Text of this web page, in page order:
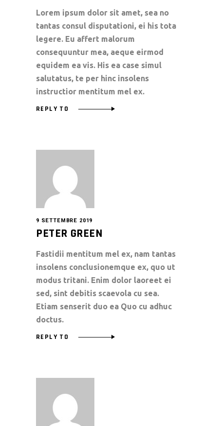
Lorem ipsum dolor sit amet, sea no
tantas consul disputationi, ei his tota
legere. Eu affert malorum
consequuntur mea, aeque eirmod
equidem ea vis. His ea case simul
salutatus, te per hinc insolens
instructior mentitum mel ex.
REPLY TO
9 SETTEMBRE 2019
PETER GREEN
Fastidii mentitum mel ex, nam tantas
insolens conclusionemque ex, quo ut
modus tritani. Enim dolor laoreet ei
sed, sint debitis scaevola cu sea.
Etiam senserit duo ea Quo cu adhuc
doctus.
REPLY TO